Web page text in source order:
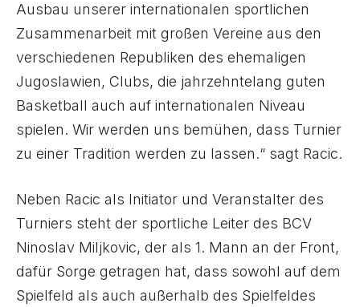
Ausbau unserer internationalen sportlichen
Zusammenarbeit mit großen Vereine aus den
verschiedenen Republiken des ehemaligen
Jugoslawien, Clubs, die jahrzehntelang guten
Basketball auch auf internationalen Niveau
spielen. Wir werden uns bemühen, dass Turnier
zu einer Tradition werden zu lassen.“ sagt Racic.
Neben Racic als Initiator und Veranstalter des
Turniers steht der sportliche Leiter des BCV
Ninoslav Miljkovic, der als 1. Mann an der Front,
dafür Sorge getragen hat, dass sowohl auf dem
Spielfeld als auch außerhalb des Spielfeldes